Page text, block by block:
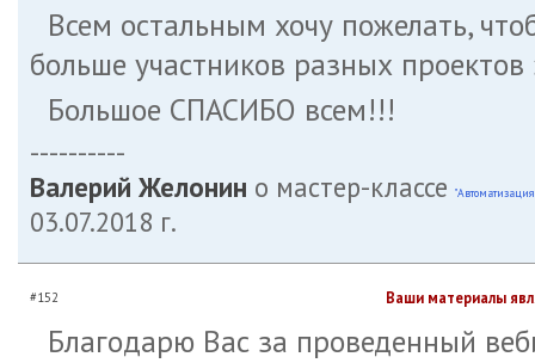
Всем остальным хочу пожелать,
больше участников разных
Большое СПАСИБО всем!!!
----------
Валерий Желонин о мастер-классе
03.07.2018 г.
#152 Ваши материалы
Благодарю Вас за проведенный